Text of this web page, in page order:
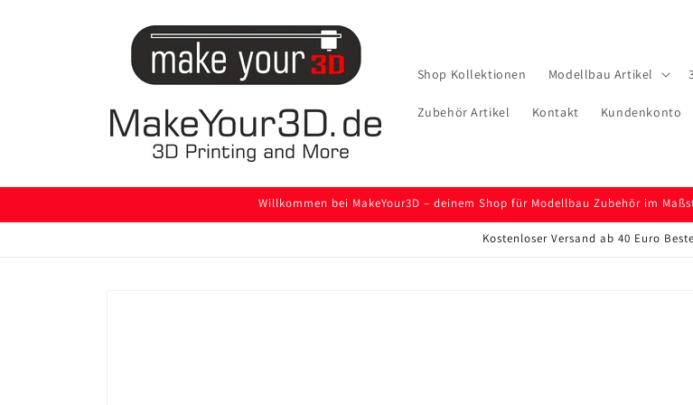
Shop Kollektionen Modellbau Artikel
Zubehör Artikel Kontakt Kundenkonto
Willkommen bei MakeYour3D – deinem Shop für Modellbau Zubehör im
Kostenloser Versand ab 40 Euro